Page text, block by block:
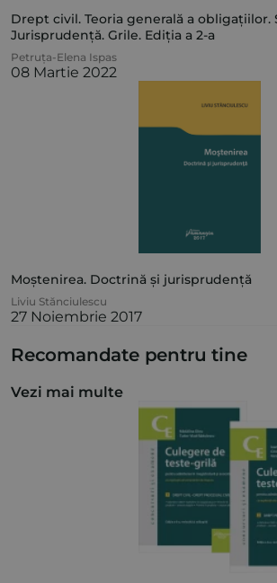
Drept civil. Teoria generală a obligațiilor.
Jurisprudență. Grile. Ediția a 2-a
Petruța-Elena Ispas
08 Martie 2022
Moștenirea. Doctrină și jurisprudență
Liviu Stănciulescu
27 Noiembrie 2017
Recomandate pentru tine
Vezi mai multe